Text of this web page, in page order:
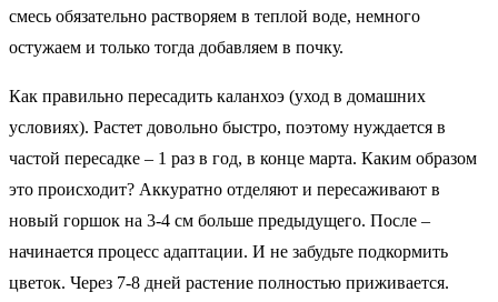
смесь обязательно растворяем в теплой воде, немного
остужаем и только тогда добавляем в почку.
Как правильно пересадить каланхоэ (уход в домашних
условиях). Растет довольно быстро, поэтому нуждается в
частой пересадке – 1 раз в год, в конце марта. Каким образом
это происходит? Аккуратно отделяют и пересаживают в
новый горшок на 3-4 см больше предыдущего. После –
начинается процесс адаптации. И не забудьте подкормить
цветок. Через 7-8 дней растение полностью приживается.